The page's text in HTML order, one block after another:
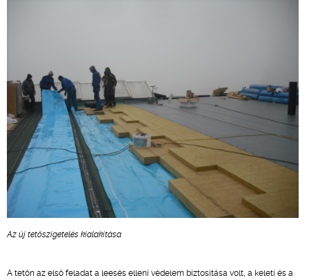
Az új tetőszigetelés kialakítása
A tetőn az első feladat a leesés elleni védelem biztosítása volt, a keleti és a